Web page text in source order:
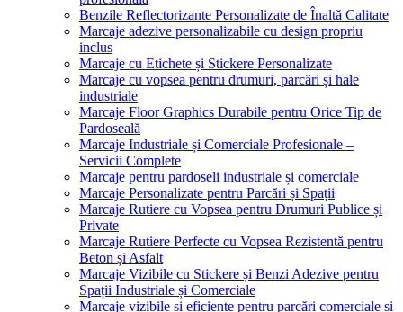
Benzile Reflectorizante Personalizate de Înaltă Calitate
Marcaje adezive personalizabile cu design propriu
inclus
Marcaje cu Etichete și Stickere Personalizate
Marcaje cu vopsea pentru drumuri, parcări și hale
industriale
Marcaje Floor Graphics Durabile pentru Orice Tip de
Pardoseală
Marcaje Industriale și Comerciale Profesionale –
Servicii Complete
Marcaje pentru pardoseli industriale și comerciale
Marcaje Personalizate pentru Parcări și Spații
Marcaje Rutiere cu Vopsea pentru Drumuri Publice și
Private
Marcaje Rutiere Perfecte cu Vopsea Rezistentă pentru
Beton și Asfalt
Marcaje Vizibile cu Stickere și Benzi Adezive pentru
Spații Industriale și Comerciale
Marcaje vizibile și eficiente pentru parcări comerciale și